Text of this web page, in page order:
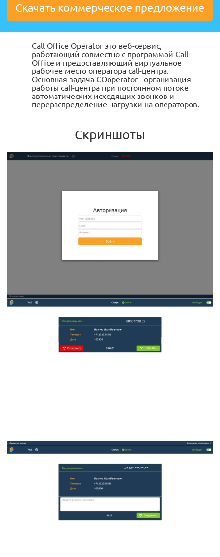
Скачать коммерческое предложение
Call Office Operator это веб-сервис,
работающий совместно с программой Call
Office и предоставляющий виртуальное
рабочее место оператора call-центра.
Основная задача COoperator - организация
работы сall-центра при постоянном потоке
автоматических исходящих звонков и
перераспределение нагрузки на операторов.
Скриншоты